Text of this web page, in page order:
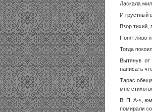
Ласкала
И грустный
Взор тихий,
Понятливо
Тогда
Вытянув от
написать
Тарас
мне
В. П. А-ч,
помирали